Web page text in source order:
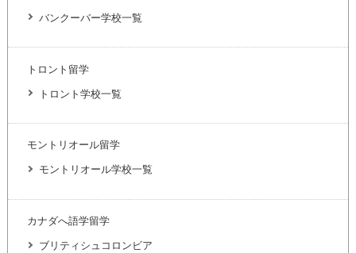
バンクーバー学校一覧
トロント留学
トロント学校一覧
モントリオール留学
モントリオール学校一覧
カナダへ語学留学
ブリティシュコロンビア